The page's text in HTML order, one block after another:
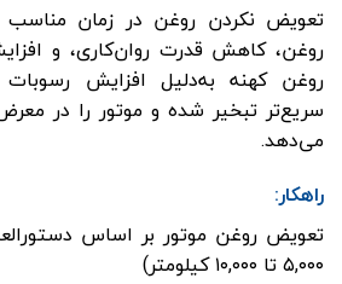
تعویض نکردن روغن در زمان
روغن، کاهش قدرت روان‌کاری، و
روغن کهنه به‌دلیل افزایش
سریع‌تر تبخیر شده و موتور را در
می‌دهد.
راهکار:
تعویض روغن موتور بر اساس
۵,۰۰۰ تا ۱۰,۰۰۰ کیلومتر)